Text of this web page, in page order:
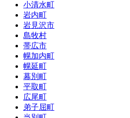
小清水町
岩内町
岩見沢市
島牧村
帯広市
幌加内町
幌延町
幕別町
平取町
広尾町
弟子屈町